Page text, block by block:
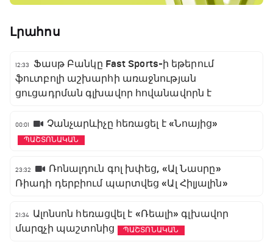
Լրահոս
12:33
Ֆասթ Բանկը Fast Sports-ի եթերում
ֆուտբոլի աշխարհի առաջնության
ցուցադրման գլխավոր հովանավորն է
00:01 Չանչարևիչը հեռացել է «Նոայից»
ՊԱՇՏՈՆԱԿԱՆ
23:32
Ռոնալդուն գոլ խփեց, «Ալ Նասրը»
Ռիադի դերբիում պարտվեց «Ալ Հիլյալին»
21:34 Ալոնսոն հեռացվել է «Ռեալի» գլխավոր
մարզչի պաշտոնից
ՊԱՇՏՈՆԱԿԱՆ